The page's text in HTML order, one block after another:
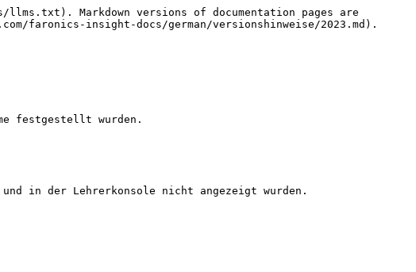
Markdown versions of documentation pages are
faronics-insight-docs/german/versionshinweise/2023.md).
festgestellt wurden.
und in der Lehrerkonsole nicht angezeigt wurden.